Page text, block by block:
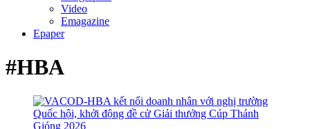
Video
Emagazine
Epaper
#HBA